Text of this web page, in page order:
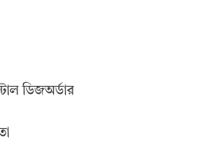
ডিজঅর্ডার